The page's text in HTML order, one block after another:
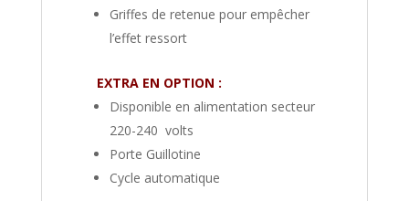
Griffes de retenue pour empêcher
l’effet ressort
EXTRA EN OPTION :
Disponible en alimentation secteur
220-240 volts
Porte Guillotine
Cycle automatique